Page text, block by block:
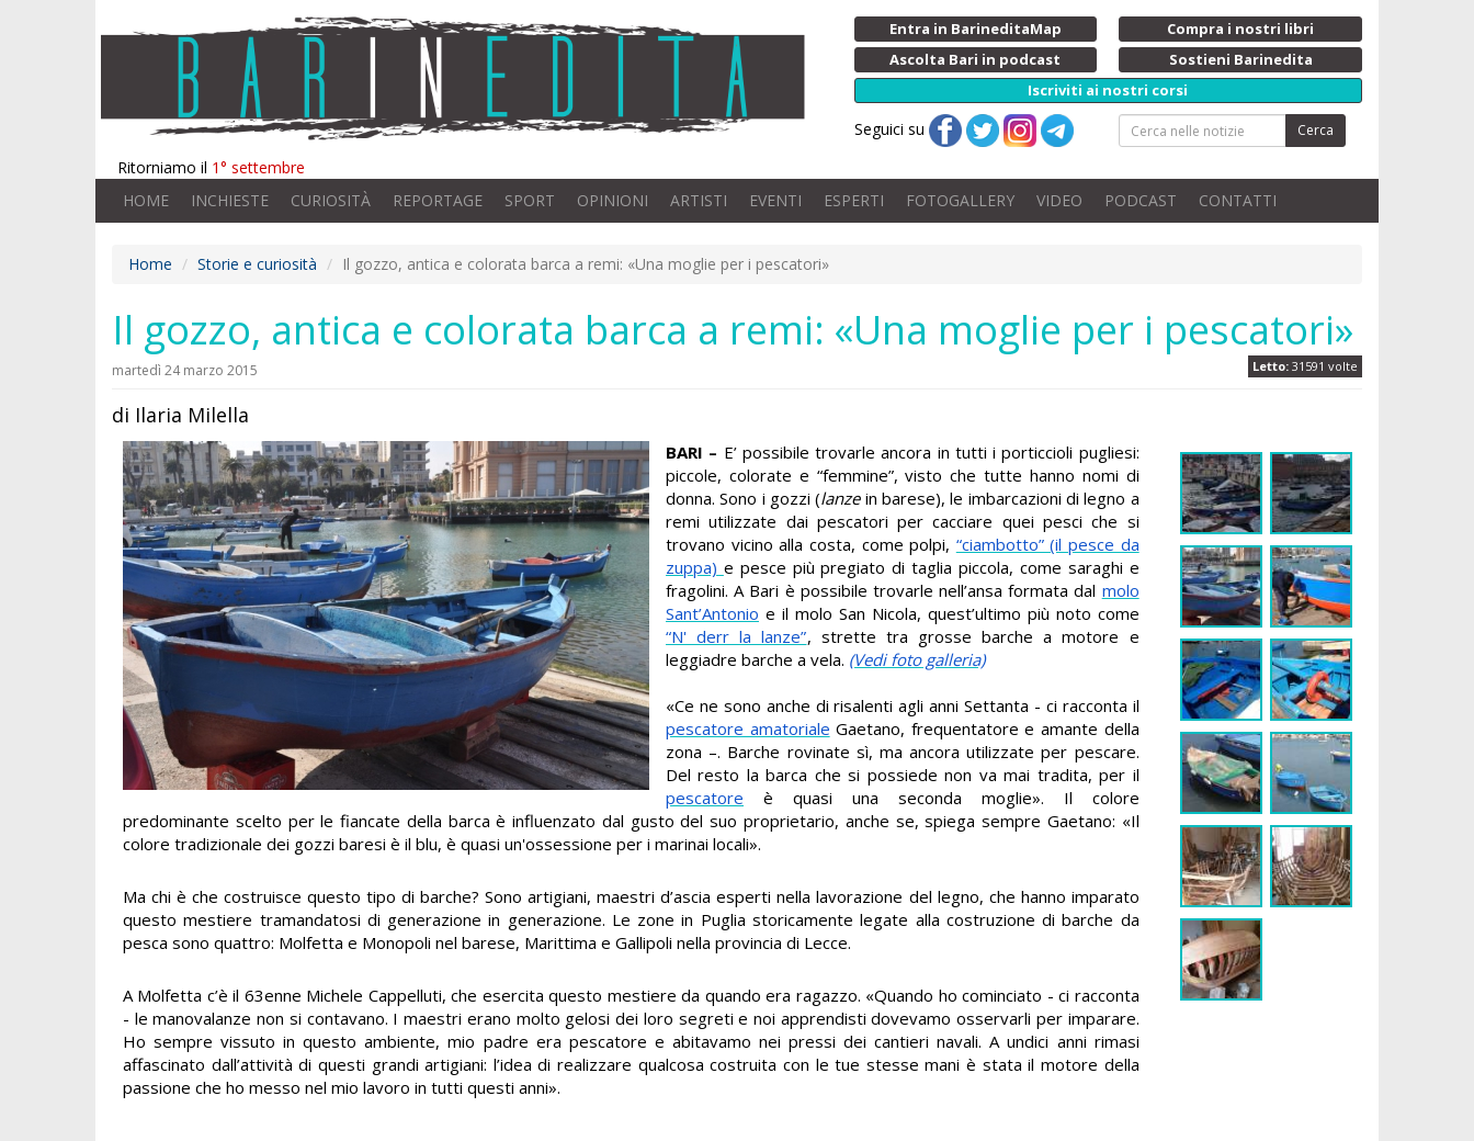
Ritorniamo il 1° settembre
Entra in BarineditaMap
Compra i nostri libri
Ascolta Bari in podcast
Sostieni Barinedita
Iscriviti ai nostri corsi
Seguici su Cerca
HOME INCHIESTE CURIOSITÀ REPORTAGE SPORT OPINIONI ARTISTI EVENTI ESPERTI FOTOGALLERY VIDEO PODCAST CONTATTI
Home Storie e curiosità Il gozzo, antica e colorata barca a remi: «Una moglie per i pescatori»
Il gozzo, antica e colorata barca a remi: «Una moglie per i pescatori»
Letto: 31591 volte
martedì 24 marzo 2015
di Ilaria Milella
BARI – E’ possibile trovarle ancora in tutti i porticcioli pugliesi:
piccole, colorate e “femmine”, visto che tutte hanno nomi di
donna. Sono i gozzi (lanzein barese), le imbarcazioni di legno a
remi utilizzate dai pescatori per cacciare quei pesci che si
trovano vicino alla costa, come polpi, “ciambotto” (il pesce da
zuppa) e pesce più pregiato di taglia piccola, come saraghi e
fragolini. A Bari è possibile trovarle nell’ansa formata dal molo
Sant’Antonio e il molo San Nicola, quest’ultimo più noto come
“N' derr la lanze”, strette tra grosse barche a motore e
leggiadre barche a vela. (Vedi foto galleria)
«Ce ne sono anche di risalenti agli anni Settanta - ci racconta il
pescatore amatoriale Gaetano, frequentatore e amante della
zona –. Barche rovinate sì, ma ancora utilizzate per pescare.
Del resto la barca che si possiede non va mai tradita, per il
pescatore è quasi una seconda moglie». Il colore
predominante scelto per le fiancate della barca è influenzato dal gusto del suo proprietario, anche se, spiega sempre Gaetano: «Il
colore tradizionale dei gozzi baresi è il blu, è quasi un'ossessione per i marinai locali».
Ma chi è che costruisce questo tipo di barche? Sono artigiani, maestri d’ascia esperti nella lavorazione del legno, che hanno imparato
questo mestiere tramandatosi di generazione in generazione. Le zone in Puglia storicamente legate alla costruzione di barche da
pesca sono quattro: Molfetta e Monopoli nel barese, Marittima e Gallipoli nella provincia di Lecce.
A Molfetta c’è il 63enne Michele Cappelluti, che esercita questo mestiere da quando era ragazzo. «Quando ho cominciato - ci racconta
- le manovalanze non si contavano. I maestri erano molto gelosi dei loro segreti e noi apprendisti dovevamo osservarli per imparare.
Ho sempre vissuto in questo ambiente, mio padre era pescatore e abitavamo nei pressi dei cantieri navali. A undici anni rimasi
affascinato dall’attività di questi grandi artigiani: l’idea di realizzare qualcosa costruita con le tue stesse mani è stata il motore della
passione che ho messo nel mio lavoro in tutti questi anni».